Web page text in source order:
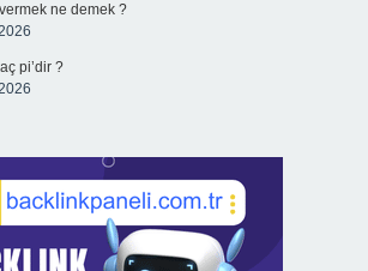
ne demek ?
pi’dir ?